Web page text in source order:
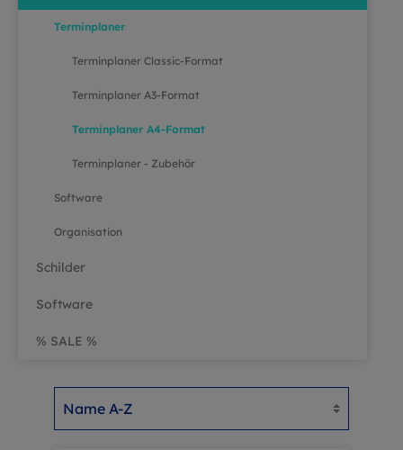
Terminplaner
Terminplaner Classic-Format
Terminplaner A3-Format
Terminplaner A4-Format
Terminplaner - Zubehör
Software
Organisation
Schilder
Software
% SALE %